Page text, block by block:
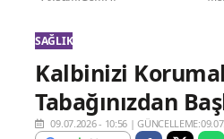
SAĞLIK
Kalbinizi
Tabağınızdan
09.07.2026 - 10:56 |